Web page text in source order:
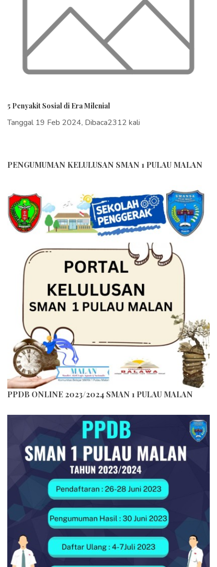
PENGUMUMAN KELULUSAN SMAN 1 PULAU MALAN
PPDB ONLINE 2023/2024 SMAN 1 PULAU MALAN
5 Penyakit Sosial di Era Milenial
Tanggal 19 Feb 2024, Dibaca2312 kali